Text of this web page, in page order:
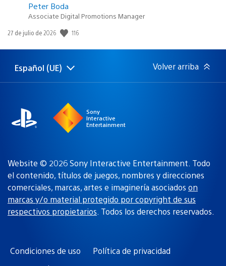
Peter Boda
Associate Digital Promotions Manager
Fecha
publicación:
27 de julio de 2026 116
Selecciona
una
Región
actual:
Español (UE) Volver arriba
Sony
Interactive
Entertainment
Website © 2026 Sony Interactive Entertainment. Todo
el contenido, títulos de juegos, nombres y direcciones
comerciales, marcas, artes e imaginería asociados on
marcas y/o material protegido por copyright de sus
respectivos propietarios. Todos los derechos reservados.
Condiciones de uso
Política de privacidad